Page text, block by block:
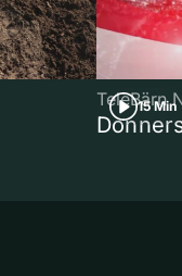
15 Min
TeleBärn